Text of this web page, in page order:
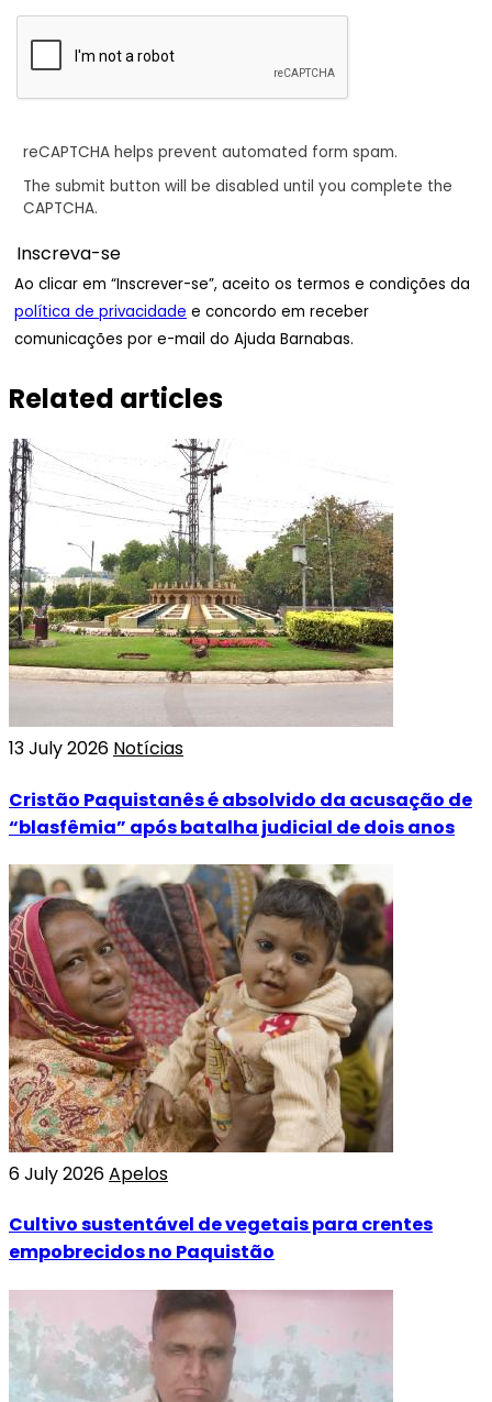
reCAPTCHA helps prevent automated form spam.
The submit button will be disabled until you complete the
CAPTCHA.
Ao clicar em “Inscrever-se”, aceito os termos e condições da
política de privacidade e concordo em receber
comunicações por e-mail do Ajuda Barnabas.
Related articles
13 July 2026 Notícias
Cristão Paquistanês é absolvido da acusação de
“blasfêmia” após batalha judicial de dois anos
6 July 2026Apelos
Cultivo sustentável de vegetais para crentes
empobrecidos no Paquistão